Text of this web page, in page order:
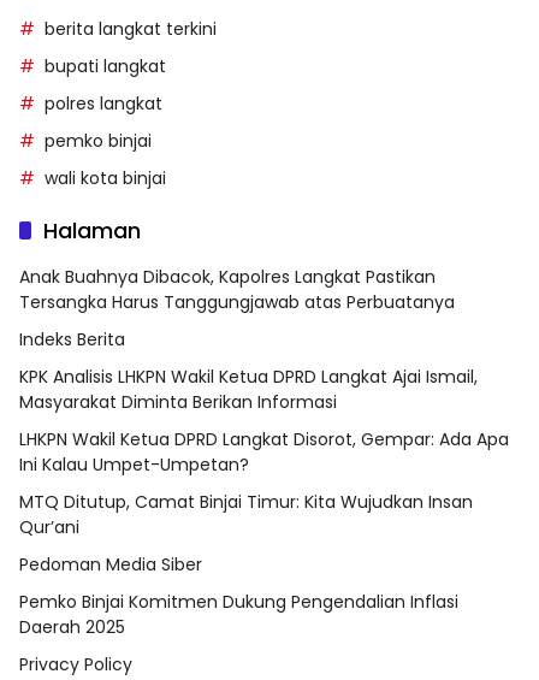
berita langkat terkini
bupati langkat
polres langkat
pemko binjai
wali kota binjai
Halaman
Anak Buahnya Dibacok, Kapolres Langkat Pastikan
Tersangka Harus Tanggungjawab atas Perbuatanya
Indeks Berita
KPK Analisis LHKPN Wakil Ketua DPRD Langkat Ajai Ismail,
Masyarakat Diminta Berikan Informasi
LHKPN Wakil Ketua DPRD Langkat Disorot, Gempar: Ada Apa
Ini Kalau Umpet-Umpetan?
MTQ Ditutup, Camat Binjai Timur: Kita Wujudkan Insan
Qur’ani
Pedoman Media Siber
Pemko Binjai Komitmen Dukung Pengendalian Inflasi
Daerah 2025
Privacy Policy